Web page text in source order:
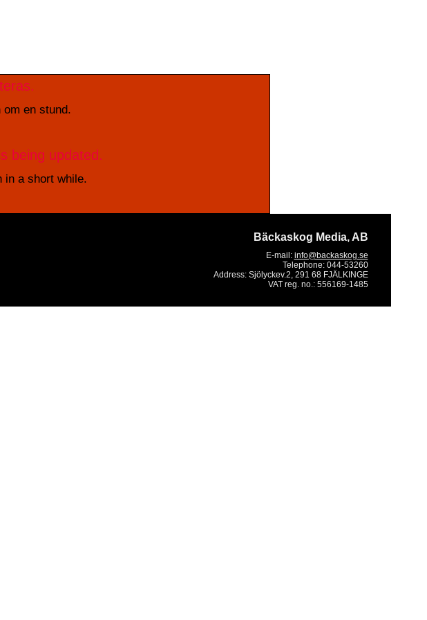
en stund.
being updated.
a short while.
Bäckaskog Media, AB
E-mail: info@backaskog.se
Telephone: 044-53260
Address: Sjölyckev.2, 291 68 FJÄLKINGE
VAT reg. no.: 556169-1485